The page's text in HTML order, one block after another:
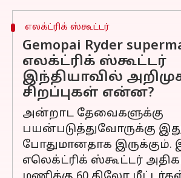
எலக்ட்ரிக் ஸ்கூட்டர்
Gemopai Ryder
எலக்ட்ரிக் ஸ்கூட்டர்
இந்தியாவில்
சிறப்புகள் என்ன?
அன்றாட தேவைகளுக்கு
பயன்படுத்துவோருக்கு
போதுமானதாக இருக்கும்.
எலெக்ட்ரிக் ஸ்கூட்டர்